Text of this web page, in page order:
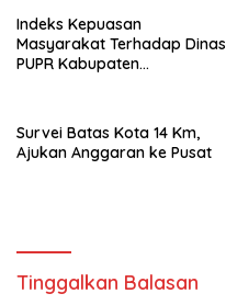
Indeks Kepuasan
Masyarakat Terhadap Dinas
PUPR Kabupaten
Survei Batas Kota 14 Km,
Ajukan Anggaran ke Pusat
Tinggalkan Balasan